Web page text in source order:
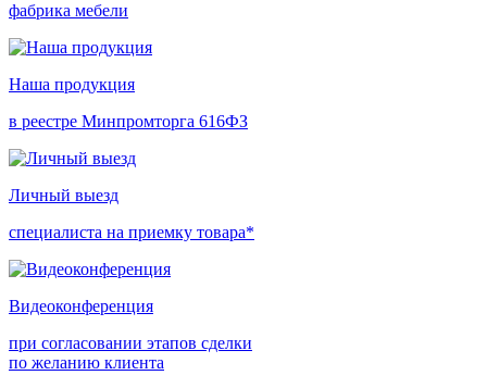
фабрика мебели
Наша продукция
в реестре Минпромторга 616ФЗ
Личный выезд
специалиста на приемку товара*
Видеоконференция
при согласовании этапов сделки
по желанию клиента